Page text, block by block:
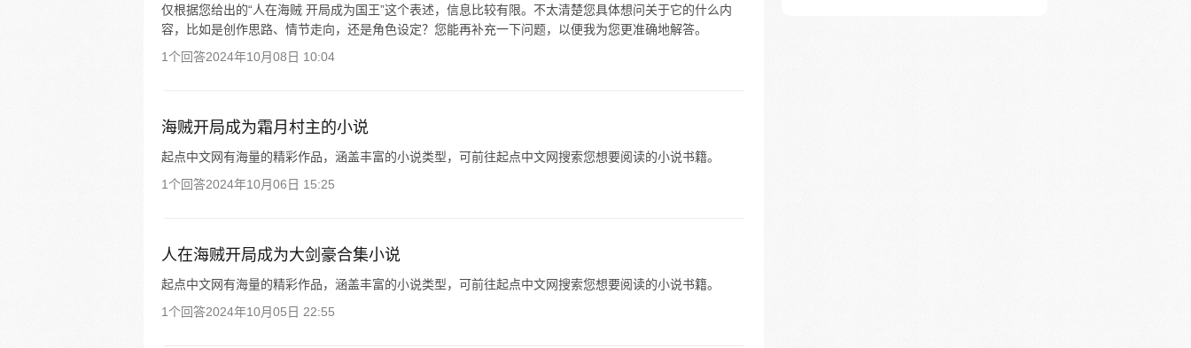
仅根据您给出的“人在海贼 开局成为国王”这个表述，信息比较有限。不太清楚您具体想问关于它的什么内
容，比如是创作思路、情节走向，还是角色设定？您能再补充一下问题，以便我为您更准确地解答。
1个回答2024年10月08日 10:04
海贼开局成为霜月村主的小说
起点中文网有海量的精彩作品，涵盖丰富的小说类型，可前往起点中文网搜索您想要阅读的小说书籍。
1个回答2024年10月06日 15:25
人在海贼开局成为大剑豪合集小说
起点中文网有海量的精彩作品，涵盖丰富的小说类型，可前往起点中文网搜索您想要阅读的小说书籍。
1个回答2024年10月05日 22:55